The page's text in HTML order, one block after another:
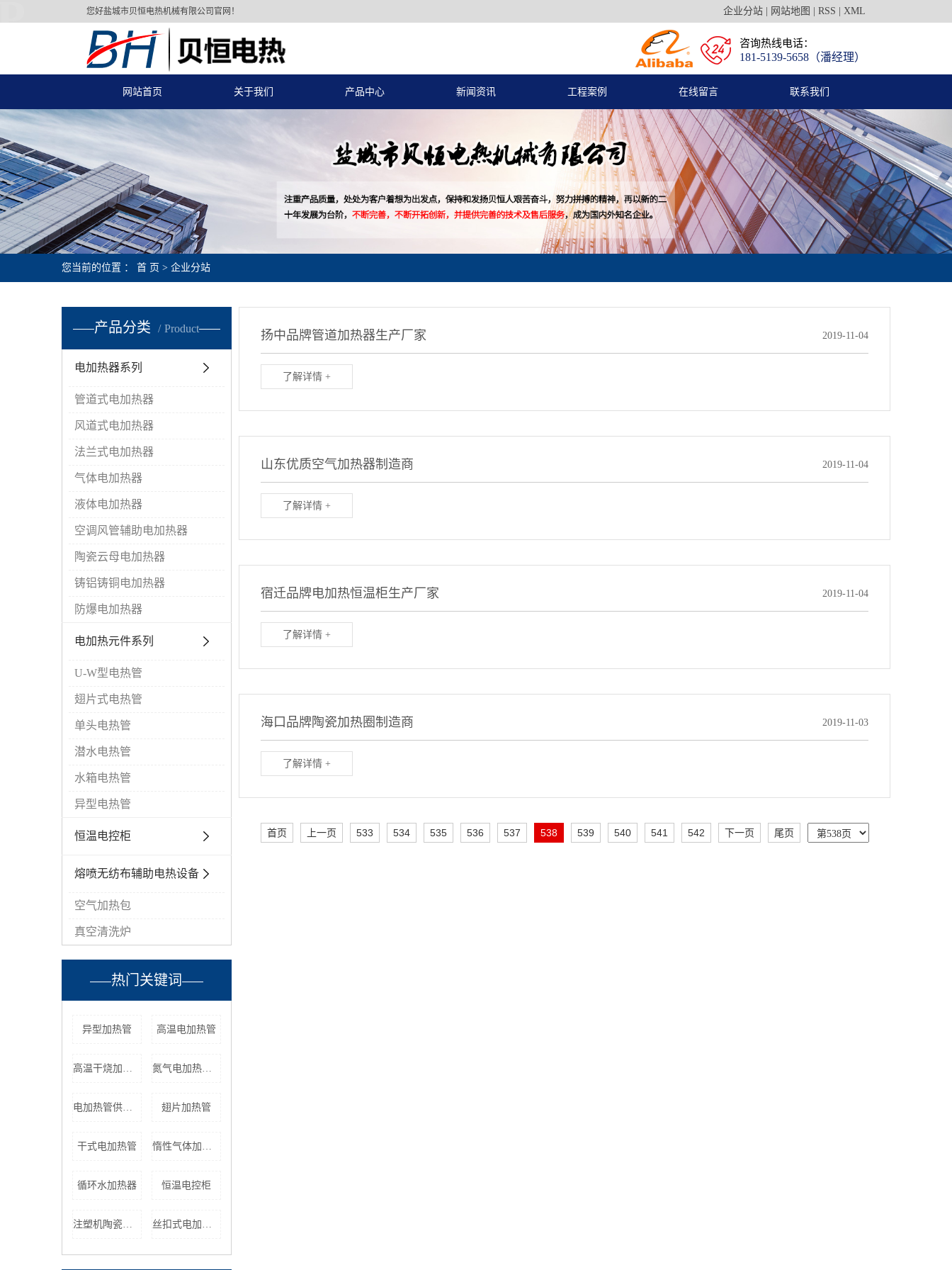
您好盐城市贝恒电热机械有限公司官网！ 企业分站 网站地图 RSS XML
咨询热线电话：
181-5139-5658（潘经理）
网站首页 关于我们 产品中心 新闻资讯 工程案例 在线留言 联系我们
您当前的位置 ： 首 页 > 企业分站
产品分类 Product
电加热器系列
管道式电加热器
风道式电加热器
法兰式电加热器
气体电加热器
液体电加热器
空调风管辅助电加热器
陶瓷云母电加热器
铸铝铸铜电加热器
防爆电加热器
电加热元件系列
U-W型电热管
翅片式电热管
单头电热管
潜水电热管
水箱电热管
异型电热管
恒温电控柜
熔喷无纺布辅助电热设备
空气加热包
真空清洗炉
热门关键词
异型加热管 高温电加热管
高温干烧加热器 氮气电加热器价格
电加热管供应商 翅片加热管
干式电加热管 惰性气体加热器
循环水加热器 恒温电控柜
注塑机陶瓷加热圈 丝扣式电加热管
扬中品牌管道加热器生产厂家 2019-11-04
了解详情 +
山东优质空气加热器制造商 2019-11-04
了解详情 +
宿迁品牌电加热恒温柜生产厂家 2019-11-04
了解详情 +
海口品牌陶瓷加热圈制造商 2019-11-03
了解详情 +
首页 上一页 533 534 535 536 537 538 539 540 541 542 下一页 尾页